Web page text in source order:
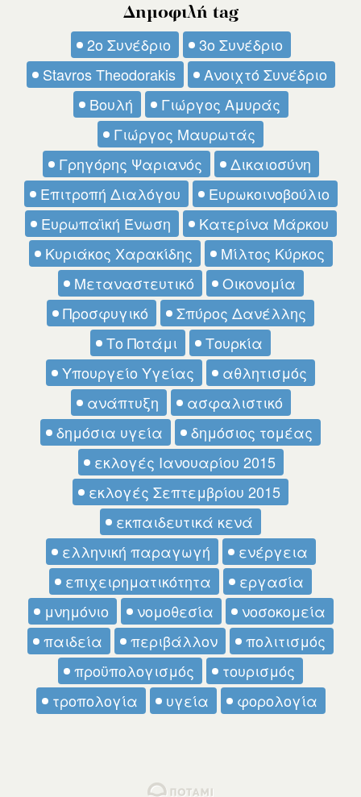
Δημοφιλή tag
2ο Συνέδριο
3ο Συνέδριο
Stavros Theodorakis
Ανοιχτό Συνέδριο
Βουλή
Γιώργος Αμυράς
Γιώργος Μαυρωτάς
Γρηγόρης Ψαριανός
Δικαιοσύνη
Επιτροπή Διαλόγου
Ευρωκοινοβούλιο
Ευρωπαϊκή Ένωση
Κατερίνα Μάρκου
Κυριάκος Χαρακίδης
Μίλτος Κύρκος
Μεταναστευτικό
Οικονομία
Προσφυγικό
Σπύρος Δανέλλης
Το Ποτάμι
Τουρκία
Υπουργείο Υγείας
αθλητισμός
ανάπτυξη
ασφαλιστικό
δημόσια υγεία
δημόσιος τομέας
εκλογές Ιανουαρίου 2015
εκλογές Σεπτεμβρίου 2015
εκπαιδευτικά κενά
ελληνική παραγωγή
ενέργεια
επιχειρηματικότητα
εργασία
μνημόνιο
νομοθεσία
νοσοκομεία
παιδεία
περιβάλλον
πολιτισμός
προϋπολογισμός
τουρισμός
τροπολογία
υγεία φορολογία